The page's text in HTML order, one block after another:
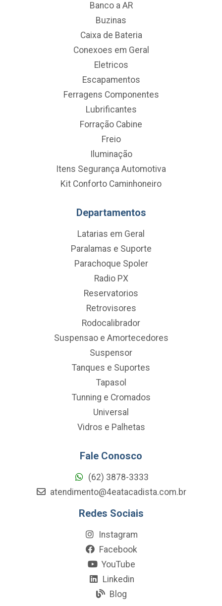
Banco a AR
Buzinas
Caixa de Bateria
Conexoes em Geral
Eletricos
Escapamentos
Ferragens Componentes
Lubrificantes
Forração Cabine
Freio
Iluminação
Itens Segurança Automotiva
Kit Conforto Caminhoneiro
Departamentos
Latarias em Geral
Paralamas e Suporte
Parachoque Spoler
Radio PX
Reservatorios
Retrovisores
Rodocalibrador
Suspensao e Amortecedores
Suspensor
Tanques e Suportes
Tapasol
Tunning e Cromados
Universal
Vidros e Palhetas
Fale Conosco
(62) 3878-3333
atendimento@4eatacadista.com.br
Redes Sociais
Instagram
Facebook
YouTube
Linkedin
Blog